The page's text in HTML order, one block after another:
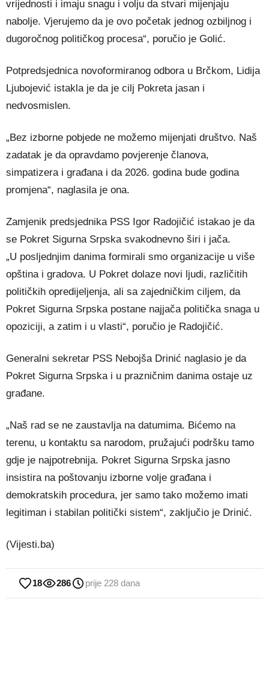
vrijednosti i imaju snagu i volju da stvari mijenjaju
nabolje. Vjerujemo da je ovo početak jednog ozbiljnog i
dugoročnog političkog procesa“, poručio je Golić.
Potpredsjednica novoformiranog odbora u Brčkom, Lidija
Ljubojević istakla je da je cilj Pokreta jasan i
nedvosmislen.
„Bez izborne pobjede ne možemo mijenjati društvo. Naš
zadatak je da opravdamo povjerenje članova,
simpatizera i građana i da 2026. godina bude godina
promjena“, naglasila je ona.
Zamjenik predsjednika PSS Igor Radojičić istakao je da
se Pokret Sigurna Srpska svakodnevno širi i jača.
„U posljednjim danima formirali smo organizacije u više
opština i gradova. U Pokret dolaze novi ljudi, različitih
političkih opredijeljenja, ali sa zajedničkim ciljem, da
Pokret Sigurna Srpska postane najjača politička snaga u
opoziciji, a zatim i u vlasti“, poručio je Radojičić.
Generalni sekretar PSS Nebojša Drinić naglasio je da
Pokret Sigurna Srpska i u prazničnim danima ostaje uz
građane.
„Naš rad se ne zaustavlja na datumima. Bićemo na
terenu, u kontaktu sa narodom, pružajući podršku tamo
gdje je najpotrebnija. Pokret Sigurna Srpska jasno
insistira na poštovanju izborne volje građana i
demokratskih procedura, jer samo tako možemo imati
legitiman i stabilan politički sistem“, zaključio je Drinić.
(Vijesti.ba)
18 286 prije 228 dana